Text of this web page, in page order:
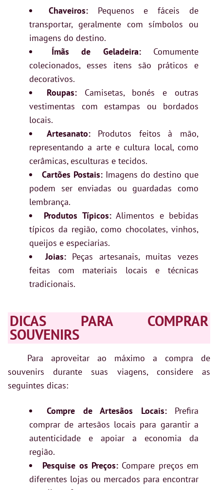
Chaveiros:Pequenos e fáceis de
transportar, geralmente com símbolos ou
imagens do destino.
Ímãs de Geladeira:Comumente
colecionados, esses itens são práticos e
decorativos.
Roupas:Camisetas, bonés e outras
vestimentas com estampas ou bordados
locais.
Artesanato:Produtos feitos à mão,
representando a arte e cultura local, como
cerâmicas, esculturas e tecidos.
Cartões Postais: Imagens do destino que
podem ser enviadas ou guardadas como
lembrança.
Produtos Típicos:Alimentos e bebidas
típicos da região, como chocolates, vinhos,
queijos e especiarias.
Joias:Peças artesanais, muitas vezes
feitas com materiais locais e técnicas
tradicionais.
DICAS PARA COMPRAR
SOUVENIRS
Para aproveitar ao máximo a compra de
souvenirs durante suas viagens, considere as
seguintes dicas:
Compre de Artesãos Locais:Prefira
comprar de artesãos locais para garantir a
autenticidade e apoiar a economia da
região.
Pesquise os Preços: Compare preços em
diferentes lojas ou mercados para encontrar